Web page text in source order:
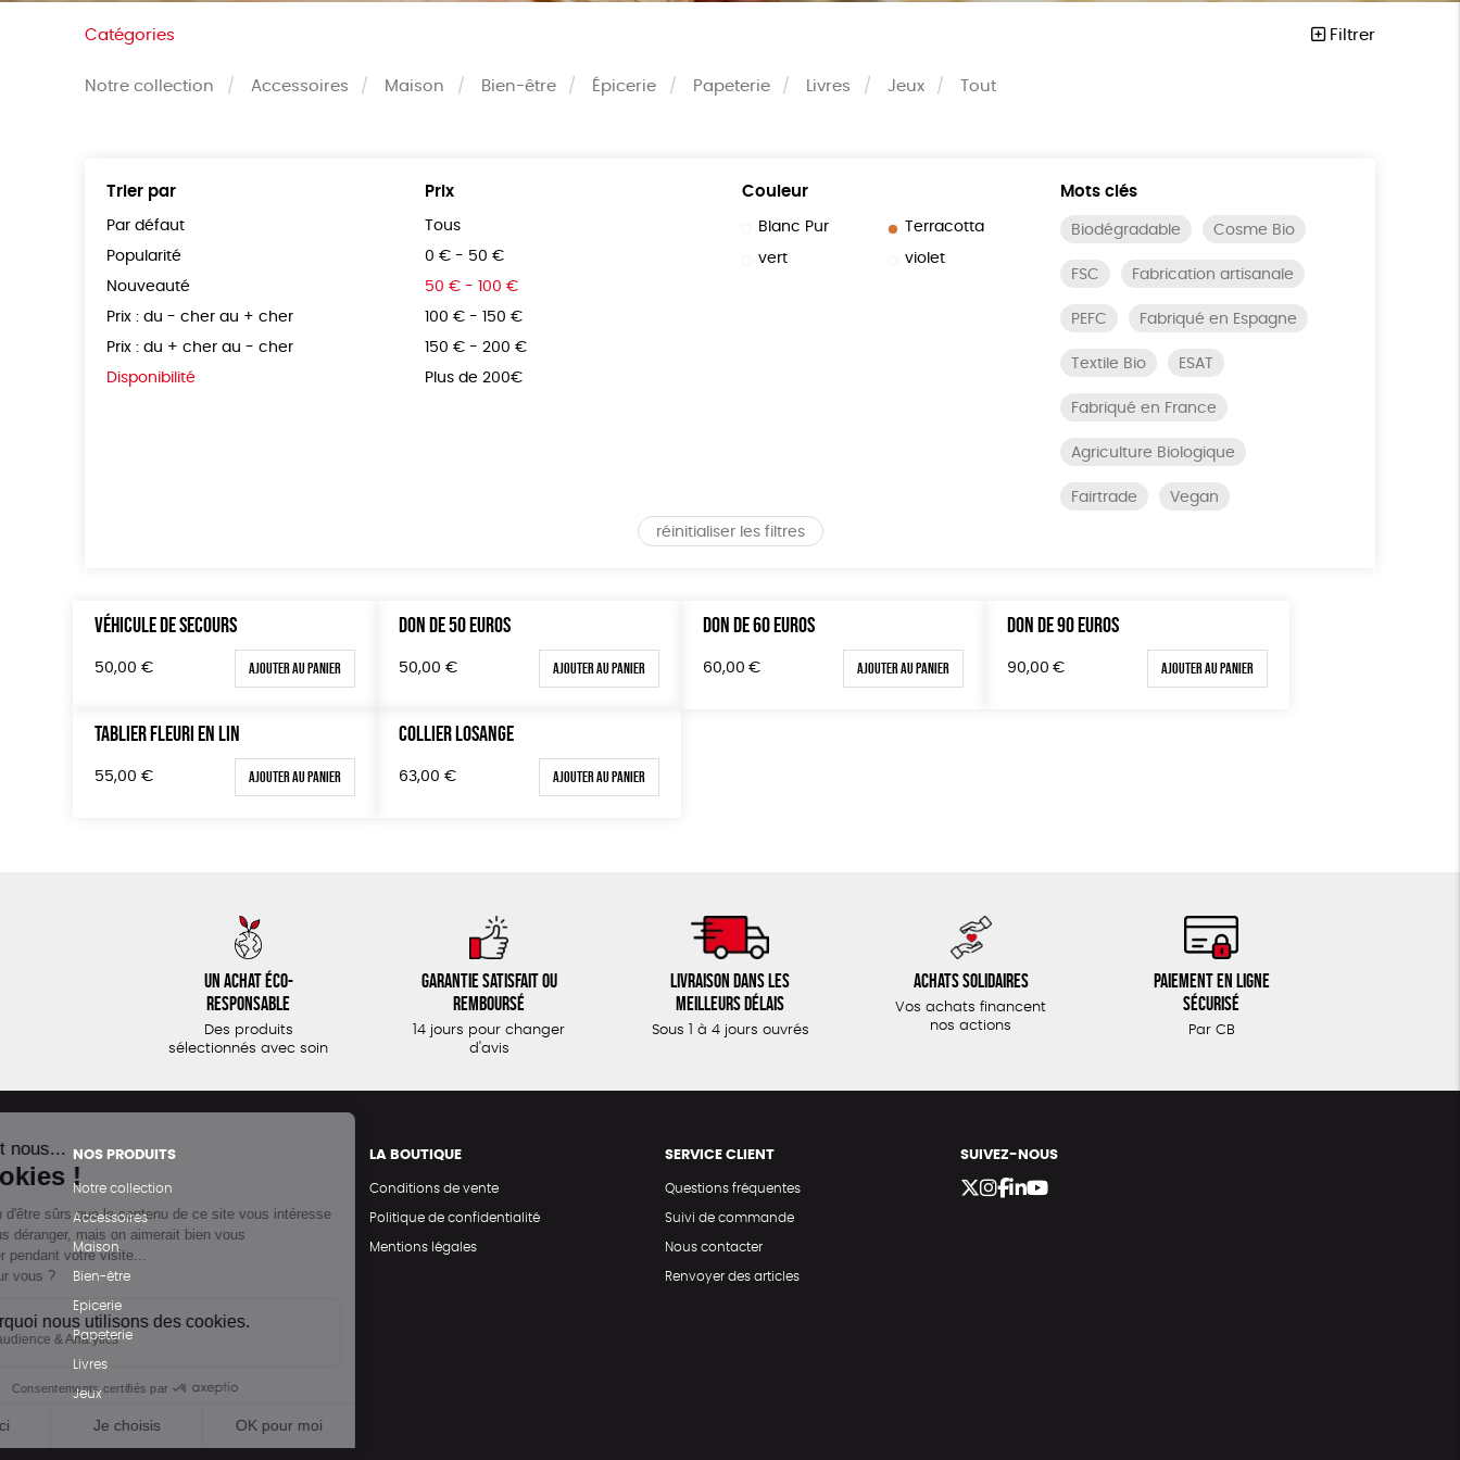
Catégories Filtrer
Notre collection Accessoires Maison Bien-être Épicerie Papeterie Livres Jeux Tout
Trier par
Par défaut
Popularité
Nouveauté
Prix : du - cher au + cher
Prix : du + cher au - cher
Disponibilité
Prix
Tous
0 € - 50 €
50 € - 100 €
100 € - 150 €
150 € - 200 €
Plus de 200€
Couleur
Blanc Pur Terracotta
vert violet
Mots clés
Biodégradable Cosme Bio
FSC Fabrication artisanale
PEFC Fabriqué en Espagne
Textile Bio ESAT
Fabriqué en France
Agriculture Biologique
Fairtrade Vegan
réinitialiser les filtres
VÉHICULE DE SECOURS
50,00 € Ajouter au panier
DON DE 50 EUROS
50,00 € Ajouter au panier
DON DE 60 EUROS
60,00 € Ajouter au panier
DON DE 90 EUROS
90,00 € Ajouter au panier
TABLIER FLEURI EN LIN
55,00 € Ajouter au panier
COLLIER LOSANGE
63,00 € Ajouter au panier
Un achat éco-
responsable
Des produits
sélectionnés avec soin
Garantie satisfait ou
remboursé
14 jours pour changer
d'avis
Livraison dans les
meilleurs délais
Sous 1 à 4 jours ouvrés
Achats solidaires
Vos achats financent
nos actions
Paiement en ligne
sécurisé
Par CB
NOS PRODUITS
Notre collection
Accessoires
Maison
Bien-être
Epicerie
Papeterie
Livres
Jeux
LA BOUTIQUE
Conditions de vente
Politique de confidentialité
Mentions légales
SERVICE CLIENT
Questions fréquentes
Suivi de commande
Nous contacter
Renvoyer des articles
SUIVEZ-NOUS